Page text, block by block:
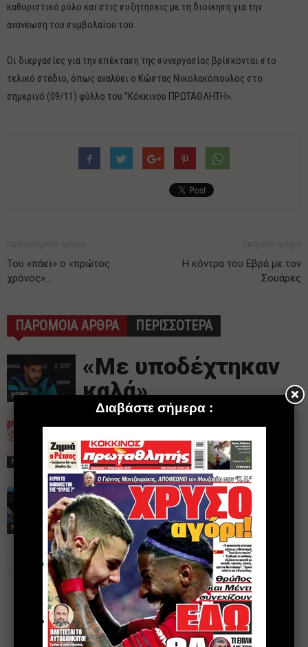
καθοριστικό ρόλο και στις συζητήσεις με τη διοίκηση για την
ανανέωση του συμβολαίου του.
Οι διεργασίες για την επέκταση της συνεργασίας βρίσκονται στο
τελικό στάδιο, όπως αναλύει ο Κώστας Νικολακόπουλος στο
σημερινό (09/11) φύλλο του ”Κόκκινου ΠΡΩΤΑΘΛΗΤΗ».
Του «πάει» ο «πρώτος
χρόνος»…
Η κόντρα του Εβρά με τον
Σουάρες
ΠΑΡΟΜΟΙΑ ΑΡΘΡΑ ΠΕΡΙΣΣΟΤΕΡΑ
NEWS
«Με υποδέχτηκαν
καλά»
NEWS
«Ας συνεχίσουμε
παρέα…»
NEWS
Ντεμπούτο για
Μπιέλ στο MLS